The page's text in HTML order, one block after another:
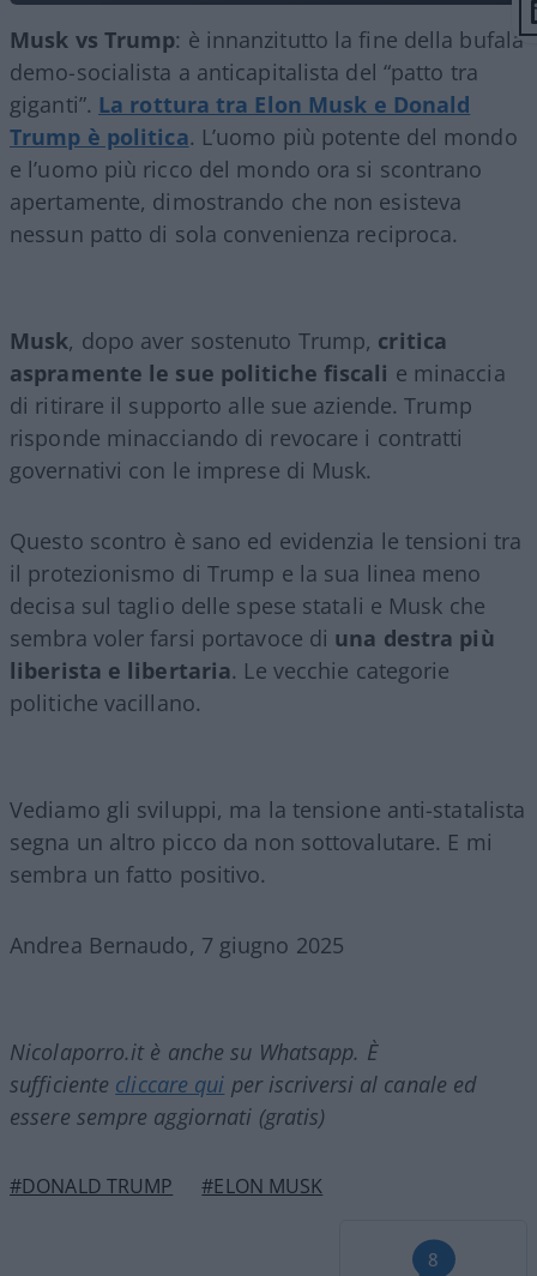
Musk vs Trump: è innanzitutto la fine della bufala
demo-socialista a anticapitalista del “patto tra
giganti”. La rottura tra Elon Musk e Donald
Trump è politica. L’uomo più potente del mondo
e l’uomo più ricco del mondo ora si scontrano
apertamente, dimostrando che non esisteva
nessun patto di sola convenienza reciproca.
Musk, dopo aver sostenuto Trump, critica
aspramente le sue politiche fiscali e minaccia
di ritirare il supporto alle sue aziende. Trump
risponde minacciando di revocare i contratti
governativi con le imprese di Musk.
Questo scontro è sano ed evidenzia le tensioni tra
il protezionismo di Trump e la sua linea meno
decisa sul taglio delle spese statali e Musk che
sembra voler farsi portavoce di una destra più
liberista e libertaria. Le vecchie categorie
politiche vacillano.
Vediamo gli sviluppi, ma la tensione anti-statalista
segna un altro picco da non sottovalutare. E mi
sembra un fatto positivo.
Andrea Bernaudo, 7 giugno 2025
Nicolaporro.it è anche su Whatsapp. È
sufficiente cliccare qui per iscriversi al canale ed
essere sempre aggiornati (gratis)
#DONALD TRUMP #ELON MUSK
8